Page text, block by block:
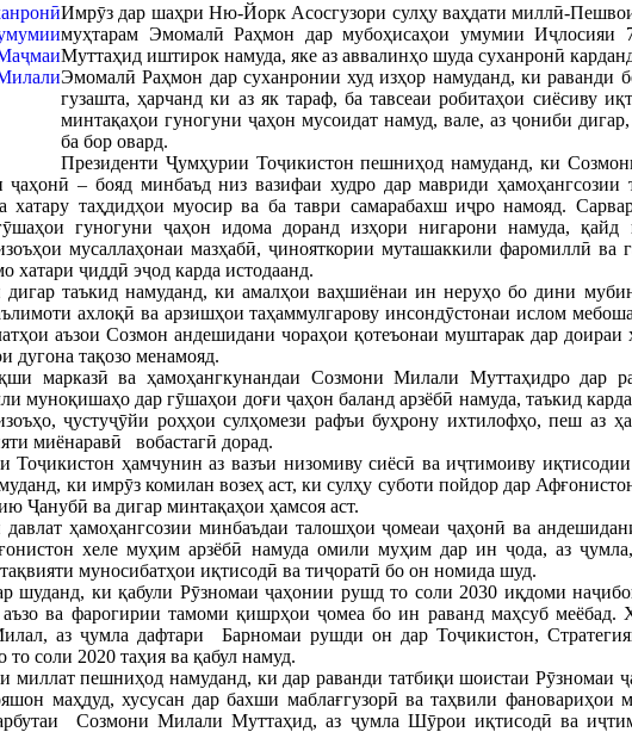
Имрӯз дар шаҳри Ню-Йорк Асосгузори сулҳу ваҳдати миллӣ-
муҳтарам Эмомалӣ Раҳмон дар мубоҳисаҳои умумии
Муттаҳид иштирок намуда, яке аз аввалинҳо шуда суханронӣ
Эмомалӣ Раҳмон дар суханронии худ изҳор намуданд, ки раванди
гузашта, ҳарчанд ки аз як тараф, ба тавсеаи робитаҳои сиёсиву
минтақаҳои гуногуни ҷаҳон мусоидат намуд, вале, аз ҷониби
ба бор овард.
Президенти Ҷумҳурии Тоҷикистон пешниҳод намуданд, ки
– бояд минбаъд низ вазифаи худро дар мавриди ҳамоҳангсозии
хатару таҳдидҳои муосир ва ба таври самарабахш иҷро намояд.
гуногуни ҷаҳон идома доранд изҳори нигарони намуда, қайд
мусаллаҳонаи мазҳабӣ, ҷинояткории муташаккили фаромиллӣ
хатари ҷиддӣ эҷод карда истодаанд.
таъкид намуданд, ки амалҳои ваҳшиёнаи ин неруҳо бо дини
ахлоқӣ ва арзишҳои таҳаммулгарову инсондӯстонаи ислом
аъзои Созмон андешидани чораҳои қотеъонаи муштарак дар
дугона тақозо менамояд.
марказӣ ва ҳамоҳангкунандаи Созмони Милали Муттаҳидро дар
муноқишаҳо дар гӯшаҳои доғи ҷаҳон баланд арзёбӣ намуда, таъкид
ҷустуҷӯйи роҳҳои сулҳомези рафъи буҳрону ихтилофҳо, пеш аз
миёнаравӣ вобастагӣ дорад.
Тоҷикистон ҳамчунин аз вазъи низомиву сиёсӣ ва иҷтимоиву
ки имрӯз комилан возеҳ аст, ки сулҳу суботи пойдор дар
Ҷанубӣ ва дигар минтақаҳои ҳамсоя аст.
ҳамоҳангсозии минбаъдаи талошҳои ҷомеаи ҷаҳонӣ ва
хеле муҳим арзёбӣ намуда омили муҳим дар ин ҷода, аз
муносибатҳои иқтисодӣ ва тиҷоратӣ бо он номида шуд.
шуданд, ки қабули Рӯзномаи ҷаҳонии рушд то соли 2030 иқдоми
ва фарогирии тамоми қишрҳои ҷомеа бо ин раванд маҳсуб
аз ҷумла дафтари Барномаи рушди он дар Тоҷикистон,
соли 2020 таҳия ва қабул намуд.
миллат пешниҳод намуданд, ки дар раванди татбиқи шоистаи Рӯзномаи
маҳдуд, хусусан дар бахши маблағгузорӣ ва таҳвили
Созмони Милали Муттаҳид, аз ҷумла Шӯрои иқтисодӣ ва